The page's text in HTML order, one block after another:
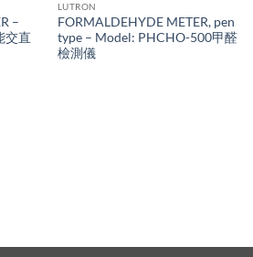
–
交直
LUTRON
FORMALDEHYDE METER, pen
type – Model: PHCHO-500甲醛
檢測儀